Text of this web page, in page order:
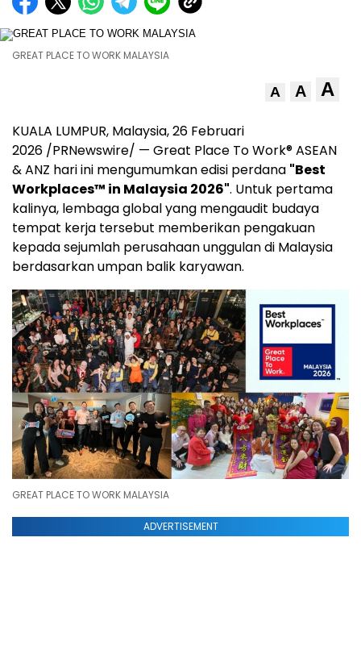
GREAT PLACE TO WORK MALAYSIA
A A A
KUALA LUMPUR, Malaysia, 26 Februari
2026 /PRNewswire/ — Great Place To Work® ASEAN
& ANZ hari ini mengumumkan edisi perdana "Best
Workplaces™ in Malaysia 2026". Untuk pertama
kalinya, lembaga global yang mengaudit budaya
tempat kerja tersebut memberikan pengakuan
kepada sejumlah perusahaan unggulan di Malaysia
berdasarkan umpan balik karyawan.
GREAT PLACE TO WORK MALAYSIA
ADVERTISEMENT